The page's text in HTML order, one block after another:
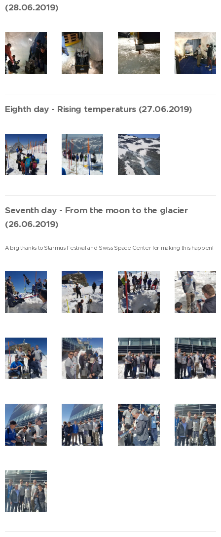
(28.06.2019)
Eighth day - Rising temperaturs (27.06.2019)
Seventh day - From the moon to the glacier
(26.06.2019)
A big thanks to Starmus Festival and Swiss Space Center for making this happen!